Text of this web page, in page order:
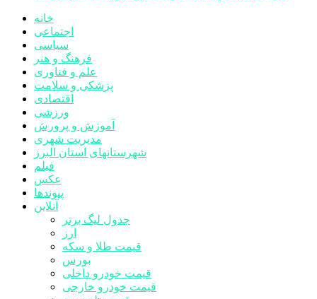
خانه
اجتماعی
سیاسی
فرهنگ و هنر
علم و فناوری
پزشکی و سلامت
اقتصادی
ورزشی
آموزش و پرورش
مدیریت شهری
شهرستانهای استان البرز
فیلم
عکس
پیوندها
آنلاین
جدول لیگ برتر
ارز
قیمت طلا و سکه
بورس
قیمت خودرو داخلی
قیمت خودرو خارجی